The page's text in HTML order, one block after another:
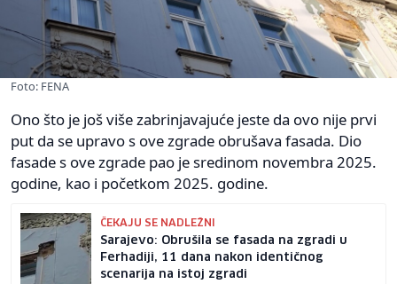
Foto: FENA
Ono što je još više zabrinjavajuće jeste da ovo nije prvi
put da se upravo s ove zgrade obrušava fasada. Dio
fasade s ove zgrade pao je sredinom novembra 2025.
godine, kao i početkom 2025. godine.
ČEKAJU SE NADLEŽNI
Sarajevo: Obrušila se fasada na zgradi u
Ferhadiji, 11 dana nakon identičnog
scenarija na istoj zgradi